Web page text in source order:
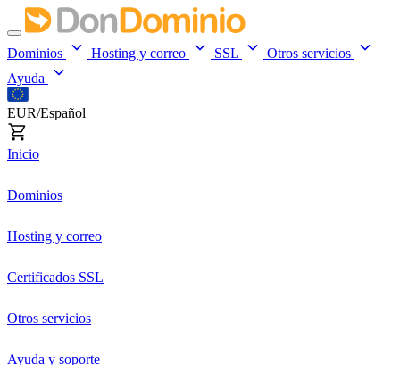
Dominios Hosting y correo SSL
Otros servicios
Ayuda
EUR/Español
Inicio
Dominios
Hosting y correo
Certificados SSL
Otros servicios
Ayuda y soporte